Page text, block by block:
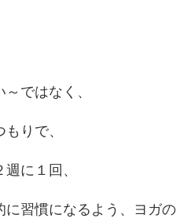
ではなく、
りで、
に１回、
習慣になるよう、ヨガの